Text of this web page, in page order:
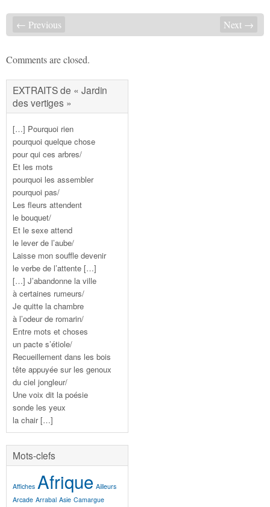
← Previous Next →
Comments are closed.
EXTRAITS de « Jardin
des vertiges »
[…] Pourquoi rien
pourquoi quelque chose
pour qui ces arbres/
Et les mots
pourquoi les assembler
pourquoi pas/
Les fleurs attendent
le bouquet/
Et le sexe attend
le lever de l’aube/
Laisse mon souffle devenir
le verbe de l’attente […]
[…] J’abandonne la ville
à certaines rumeurs/
Je quitte la chambre
à l’odeur de romarin/
Entre mots et choses
un pacte s’étiole/
Recueillement dans les bois
tête appuyée sur les genoux
du ciel jongleur/
Une voix dit la poésie
sonde les yeux
la chair […]
Mots-clefs
Affiches Afrique Ailleurs
Arcade Arrabal Asie Camargue